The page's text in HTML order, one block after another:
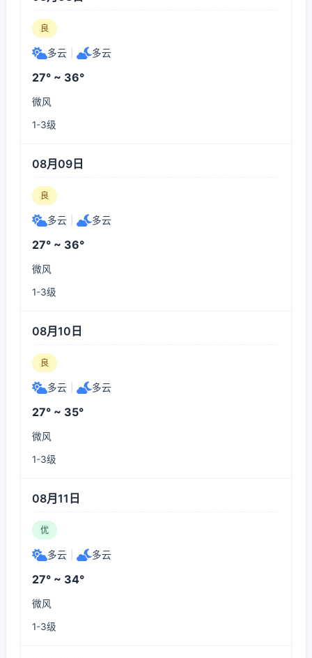
良
多云 多云
27° ~ 36°
微风
1-3级
08月09日
良
多云 多云
27° ~ 36°
微风
1-3级
08月10日
良
多云 多云
27° ~ 35°
微风
1-3级
08月11日
优
多云 多云
27° ~ 34°
微风
1-3级